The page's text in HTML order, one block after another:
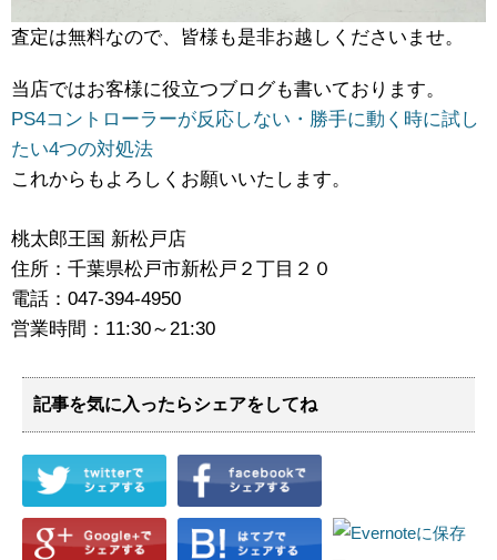
査定は無料なので、皆様も是非お越しくださいませ。
当店ではお客様に役立つブログも書いております。
PS4コントローラーが反応しない・勝手に動く時に試し
たい4つの対処法
これからもよろしくお願いいたします。
桃太郎王国 新松戸店
住所：千葉県松戸市新松戸２丁目２０
電話：047-394-4950
営業時間：11:30～21:30
記事を気に入ったらシェアをしてね